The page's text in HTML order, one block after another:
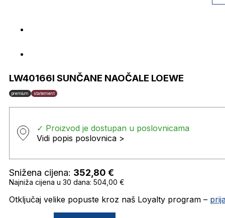
LW40166I SUNČANE NAOČALE LOEWE
premium statement
✓ Proizvod je dostupan u poslovnicama
Vidi popis poslovnica >
Snižena cijena: 352,80 €
Najniža cijena u 30 dana: 504,00 €
Otključaj velike popuste kroz naš Loyalty program –